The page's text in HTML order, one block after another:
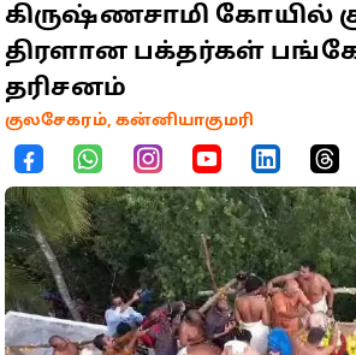
கிருஷ்ணசாமி கோயில்
திரளான பக்தர்கள்
தரிசனம்
குலசேகரம், கன்னியாகுமரி